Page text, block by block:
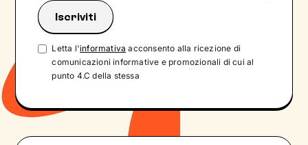
Letta l'informativa acconsento alla ricezione di
comunicazioni informative e promozionali di cui al
punto 4.C della stessa